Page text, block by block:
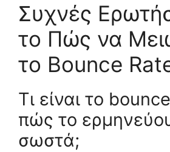
Συχνές
το Πώς να
το Bounce
Τι είναι το
πώς το
σωστά;